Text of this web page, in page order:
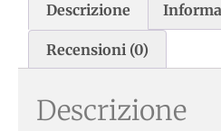
Descrizione
Recensioni (0)
Descrizione